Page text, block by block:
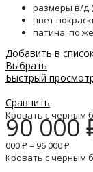
размеры в/д
цвет
патина: по
Добавить в
Выбрать
Быстрый
Сравнить
Кровать с черным
90 000
000 ₽ – 96 000 ₽
Кровать с черным